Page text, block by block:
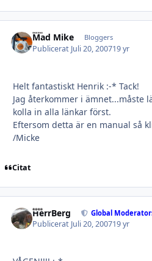
Mad Mike Bloggers
Publicerat Juli 20, 200719 yr
Helt fantastiskt Henrik :-* Tack!
Jag återkommer i ämnet...måste
kolla in alla länkar först.
Eftersom detta är en manual så
/Micke
Citat
HerrBerg Global
Publicerat Juli 20, 200719 yr